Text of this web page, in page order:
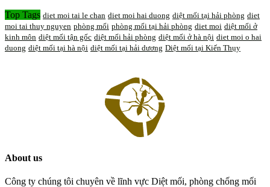
Top Tags diet moi tai le chan diet moi hai duong diệt mối tại hải phòng diet
moi tai thuy nguyen phòng mối phòng mối tại hải phòng diet moi diệt mối ở
kinh môn diệt mối tận gốc diệt mối hải phòng diệt mối ở hà nội diet moi o hai
duong diệt mối tại hà nội diệt mối tại hải dương Diệt mối tại Kiến Thụy
About us
Công ty chúng tôi chuyên về lĩnh vực Diệt mối, phòng chống mối